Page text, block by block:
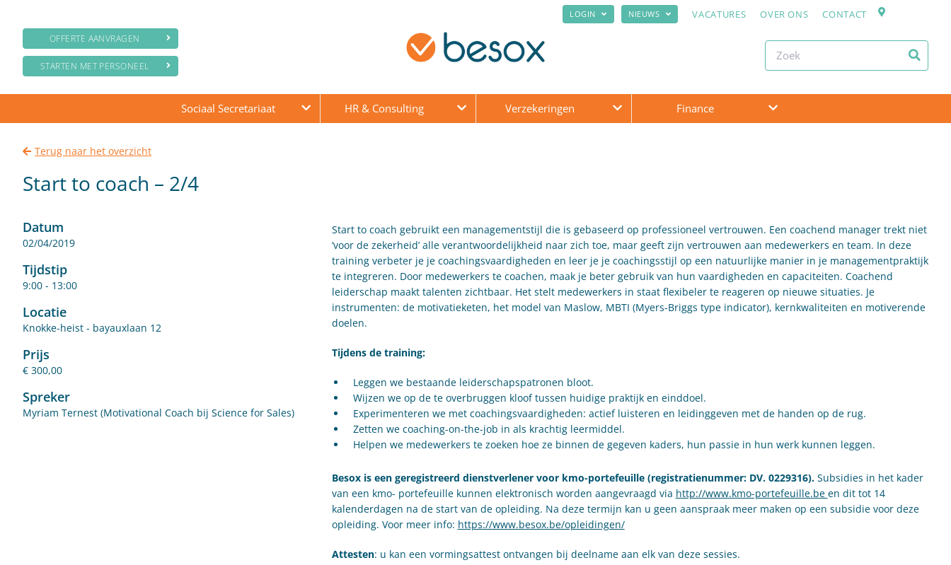
OFFERTE AANVRAGEN
STARTEN MET PERSONEEL
LOGIN NIEUWS VACATURES OVER ONS CONTACT
Sociaal Secretariaat HR & Consulting Verzekeringen Finance
Terug naar het overzicht
Start to coach – 2/4
Datum
02/04/2019
Tijdstip
9:00 - 13:00
Locatie
Knokke-heist - bayauxlaan 12
Prijs
€ 300,00
Spreker
Myriam Ternest (Motivational Coach bij Science for Sales)
Start to coach gebruikt een managementstijl die is gebaseerd op professioneel vertrouwen. Een coachend manager trekt niet
‘voor de zekerheid’ alle verantwoordelijkheid naar zich toe, maar geeft zijn vertrouwen aan medewerkers en team. In deze
training verbeter je je coachingsvaardigheden en leer je je coachingsstijl op een natuurlijke manier in je managementpraktijk
te integreren. Door medewerkers te coachen, maak je beter gebruik van hun vaardigheden en capaciteiten. Coachend
leiderschap maakt talenten zichtbaar. Het stelt medewerkers in staat flexibeler te reageren op nieuwe situaties. Je
instrumenten: de motivatieketen, het model van Maslow, MBTI (Myers-Briggs type indicator), kernkwaliteiten en motiverende
doelen.
Tijdens de training:
Leggen we bestaande leiderschapspatronen bloot.
Wijzen we op de te overbruggen kloof tussen huidige praktijk en einddoel.
Experimenteren we met coachingsvaardigheden: actief luisteren en leidinggeven met de handen op de rug.
Zetten we coaching-on-the-job in als krachtig leermiddel.
Helpen we medewerkers te zoeken hoe ze binnen de gegeven kaders, hun passie in hun werk kunnen leggen.
Besox is een geregistreerd dienstverlener voor kmo-portefeuille (registratienummer: DV. 0229316). Subsidies in het kader
van een kmo- portefeuille kunnen elektronisch worden aangevraagd via http://www.kmo-portefeuille.be en dit tot 14
kalenderdagen na de start van de opleiding. Na deze termijn kan u geen aanspraak meer maken op een subsidie voor deze
opleiding. Voor meer info: https://www.besox.be/opleidingen/
Attesten: u kan een vormingsattest ontvangen bij deelname aan elk van deze sessies.